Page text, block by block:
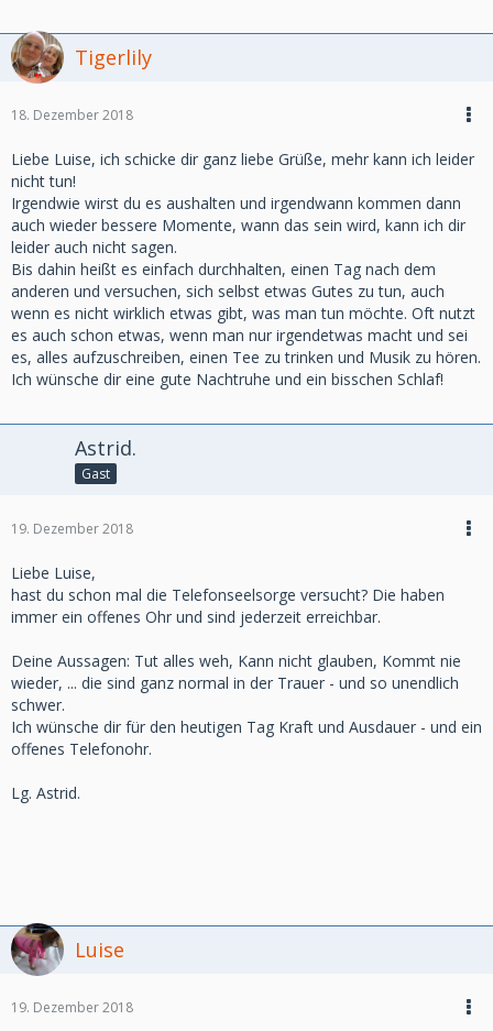
Tigerlily
18. Dezember 2018
Liebe Luise, ich schicke dir ganz liebe Grüße, mehr kann ich leider
nicht tun!
Irgendwie wirst du es aushalten und irgendwann kommen dann
auch wieder bessere Momente, wann das sein wird, kann ich dir
leider auch nicht sagen.
Bis dahin heißt es einfach durchhalten, einen Tag nach dem
anderen und versuchen, sich selbst etwas Gutes zu tun, auch
wenn es nicht wirklich etwas gibt, was man tun möchte. Oft nutzt
es auch schon etwas, wenn man nur irgendetwas macht und sei
es, alles aufzuschreiben, einen Tee zu trinken und Musik zu hören.
Ich wünsche dir eine gute Nachtruhe und ein bisschen Schlaf!
Astrid.
Gast
19. Dezember 2018
Liebe Luise,
hast du schon mal die Telefonseelsorge versucht? Die haben
immer ein offenes Ohr und sind jederzeit erreichbar.
Deine Aussagen: Tut alles weh, Kann nicht glauben, Kommt nie
wieder, ... die sind ganz normal in der Trauer - und so unendlich
schwer.
Ich wünsche dir für den heutigen Tag Kraft und Ausdauer - und ein
offenes Telefonohr.
Lg. Astrid.
Luise
19. Dezember 2018